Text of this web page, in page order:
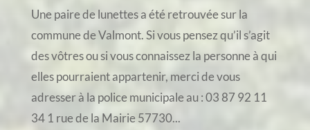
Une paire de lunettes a été retrouvée sur la
commune de Valmont. Si vous pensez qu’il s’agit
des vôtres ou si vous connaissez la personne à qui
elles pourraient appartenir, merci de vous
adresser à la police municipale au : 03 87 92 11
34 1 rue de la Mairie 57730...